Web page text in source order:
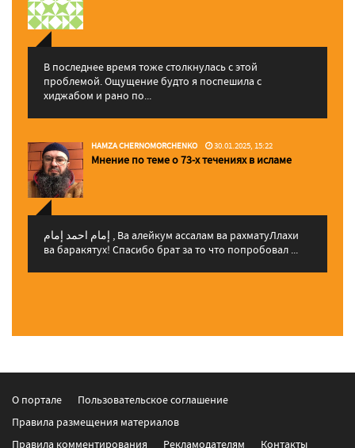
В последнее время тоже столкнулась с этой
проблемой. Ощущение будто я поспешила с
хиджабом и рано по...
HAMZA CHERNOMORCHENKO 30.01.2025, 15:22
Мнение по теме о 73-х течениях в исламе
إمام احمد إمام , Ва алейкум ассалам ва рахматуЛлахи
ва баракятух! Спасибо брат за то что попробовал ...
О портале
Пользовательское соглашение
Правила размещения материалов
Правила комментирования
Рекламодателям Контакты